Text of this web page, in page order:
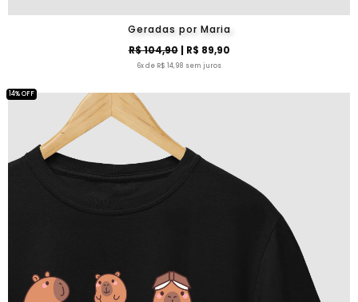
Geradas por Maria
R$ 104,90| R$ 89,90
6x de R$ 14,98 sem juros
14% OFF